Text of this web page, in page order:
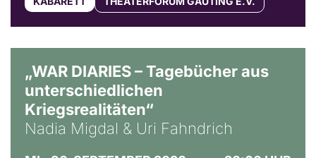
„WAR DIARIES – Tagebücher aus
unterschiedlichen
Kriegsrealitäten“
Nadia Migdal & Uri Fahndrich